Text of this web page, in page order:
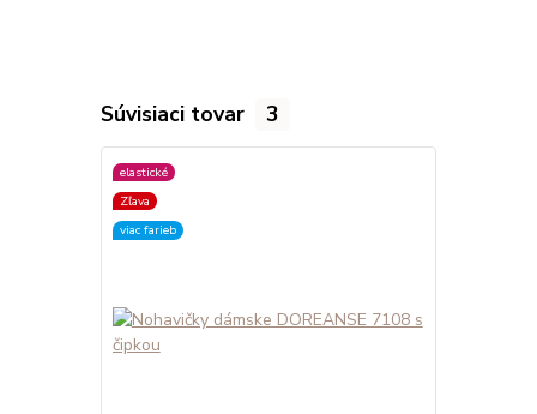
Súvisiaci tovar 3
elastické
Zľava
viac farieb